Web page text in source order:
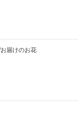
届けのお花